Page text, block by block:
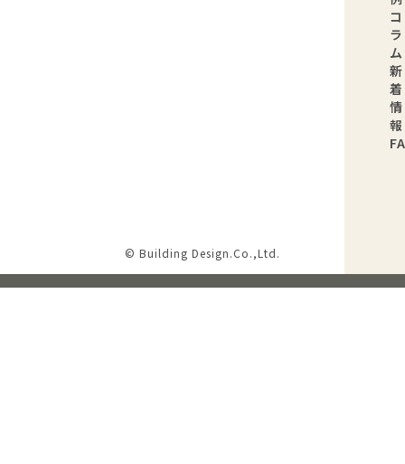
コ
ラ
ム
新
着
情
報
© Building Design.Co.,Ltd.